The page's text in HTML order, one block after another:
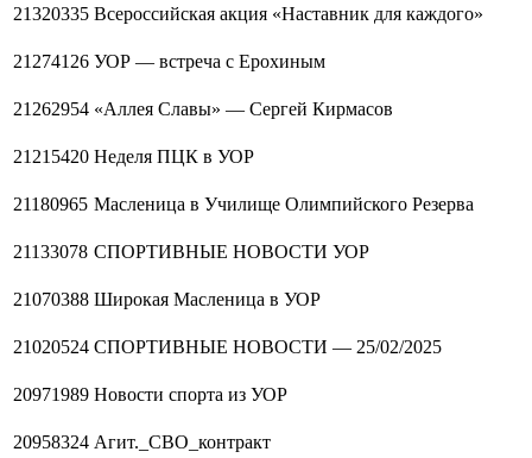
21320335 Всероссийская акция «Наставник для каждого»
21274126 УОР — встреча с Ерохиным
21262954 «Аллея Славы» — Сергей Кирмасов
21215420 Неделя ПЦК в УОР
21180965 Масленица в Училище Олимпийского Резерва
21133078 СПОРТИВНЫЕ НОВОСТИ УОР
21070388 Широкая Масленица в УОР
21020524 СПОРТИВНЫЕ НОВОСТИ — 25/02/2025
20971989 Новости спорта из УОР
20958324 Агит._СВО_контракт